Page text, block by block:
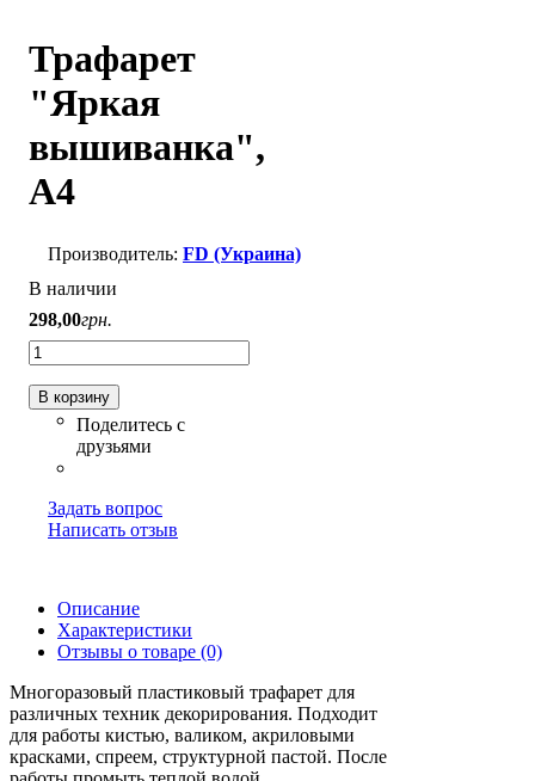
Трафарет
"Яркая
вышиванка",
A4
FD (Украина)
В наличии
298,00грн.
В корзину
Задать вопрос
Написать отзыв
Описание
Характеристики
Отзывы о товаре (0)
Многоразовый пластиковый трафарет для
различных техник декорирования. Подходит
для работы кистью, валиком, акриловыми
красками, спреем, структурной пастой. После